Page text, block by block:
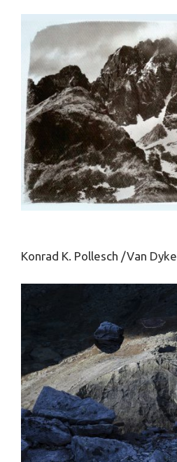
Konrad K. Pollesch /Van Dyke